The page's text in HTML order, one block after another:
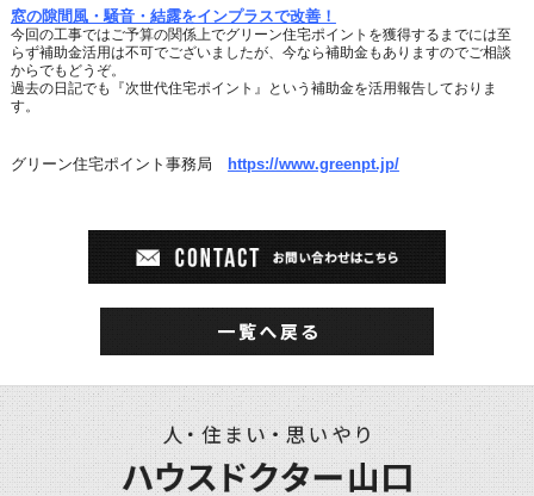
窓の隙間風・騒音・結露をインプラスで改善！
今回の工事ではご予算の関係上でグリーン住宅ポイントを獲得するまでには至
らず補助金活用は不可でございましたが、今なら補助金もありますのでご相談
からでもどうぞ。
過去の日記でも『次世代住宅ポイント』という補助金を活用報告しておりま
す。
グリーン住宅ポイント事務局 https://www.greenpt.jp/